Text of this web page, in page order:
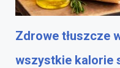
Zdrowe tłuszcze
wszystkie kalorie